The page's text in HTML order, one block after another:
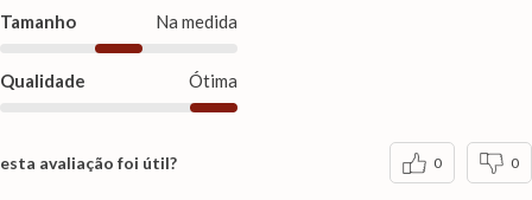
Tamanho Na medida
Qualidade Ótima
esta avaliação foi útil? 0 0